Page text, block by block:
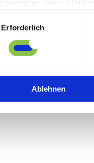
Daten in
klicken, können Sie
einstellen sowie
Einwilligung widerrufen,
Erforderlich
Ablehnen